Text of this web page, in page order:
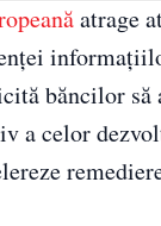
atrage
băncilor
a celor